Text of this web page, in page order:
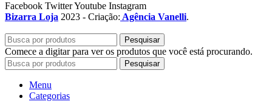
Facebook TwitterYoutube Instagram
Bizarra Loja 2023 - Criação: Agência Vanelli.
Pesquisar
Comece a digitar para ver os produtos que você está procurando.
Pesquisar
Menu
Categorias